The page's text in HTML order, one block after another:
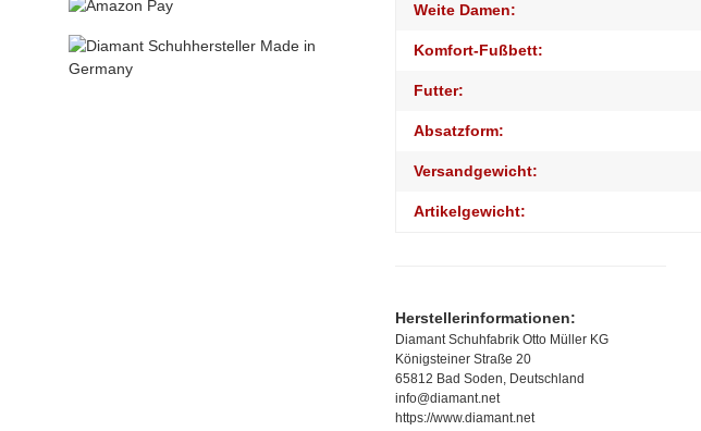
Weite Damen:
Komfort-Fußbett:
Futter:
Absatzform:
Versandgewicht:
Artikelgewicht:
Herstellerinformationen:
Diamant Schuhfabrik Otto Müller KG
Königsteiner Straße 20
65812 Bad Soden, Deutschland
info@diamant.net
https://www.diamant.net